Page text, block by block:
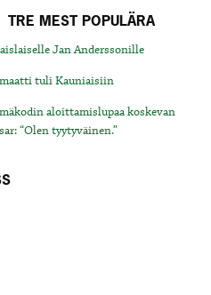
TRE MEST POPULÄRA
Jan Anderssonille
tuli Kauniaisiin
aloittamislupaa koskevan
“Olen tyytyväinen.”